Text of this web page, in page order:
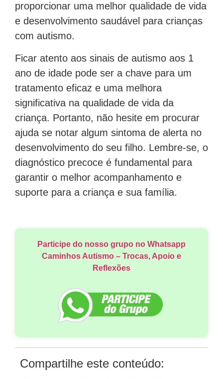
proporcionar uma melhor qualidade de vida
e desenvolvimento saudável para crianças
com autismo.
Ficar atento aos sinais de autismo aos 1
ano de idade pode ser a chave para um
tratamento eficaz e uma melhora
significativa na qualidade de vida da
criança. Portanto, não hesite em procurar
ajuda se notar algum sintoma de alerta no
desenvolvimento do seu filho. Lembre-se, o
diagnóstico precoce é fundamental para
garantir o melhor acompanhamento e
suporte para a criança e sua família.
Participe do nosso grupo no Whatsapp
Caminhos Autismo – Trocas, Apoio e
Reflexões
Compartilhe este conteúdo: